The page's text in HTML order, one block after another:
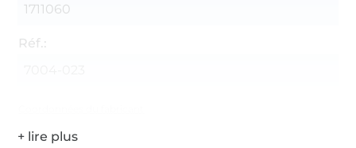
1711060
Réf.: